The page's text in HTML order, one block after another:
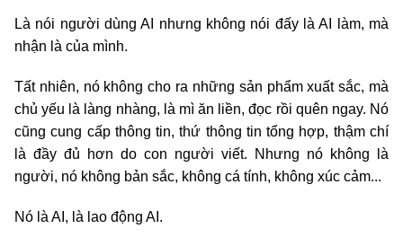
Là nói người dùng AI nhưng không nói đấy là AI làm, mà
nhận là của mình.
Tất nhiên, nó không cho ra những sản phẩm xuất sắc, mà
chủ yếu là làng nhàng, là mì ăn liền, đọc rồi quên ngay. Nó
cũng cung cấp thông tin, thứ thông tin tổng hợp, thậm chí
là đầy đủ hơn do con người viết. Nhưng nó không là
người, nó không bản sắc, không cá tính, không xúc cảm...
Nó là AI, là lao động AI.